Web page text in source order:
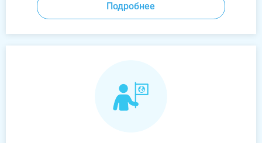
Подробнее